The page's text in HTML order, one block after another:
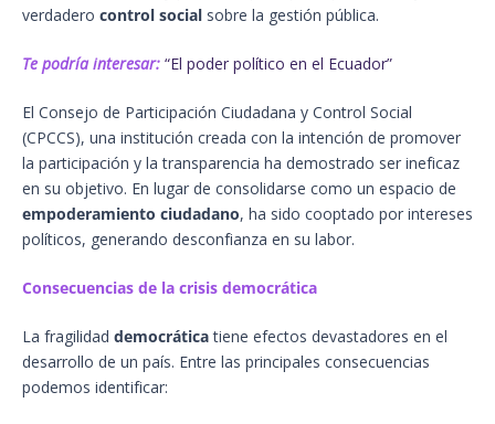
verdadero control social sobre la gestión pública.
Te podría interesar: “El poder político en el Ecuador”
El Consejo de Participación Ciudadana y Control Social
(CPCCS), una institución creada con la intención de promover
la participación y la transparencia ha demostrado ser ineficaz
en su objetivo. En lugar de consolidarse como un espacio de
empoderamiento ciudadano, ha sido cooptado por intereses
políticos, generando desconfianza en su labor.
Consecuencias de la crisis democrática
La fragilidad democráticatiene efectos devastadores en el
desarrollo de un país. Entre las principales consecuencias
podemos identificar: